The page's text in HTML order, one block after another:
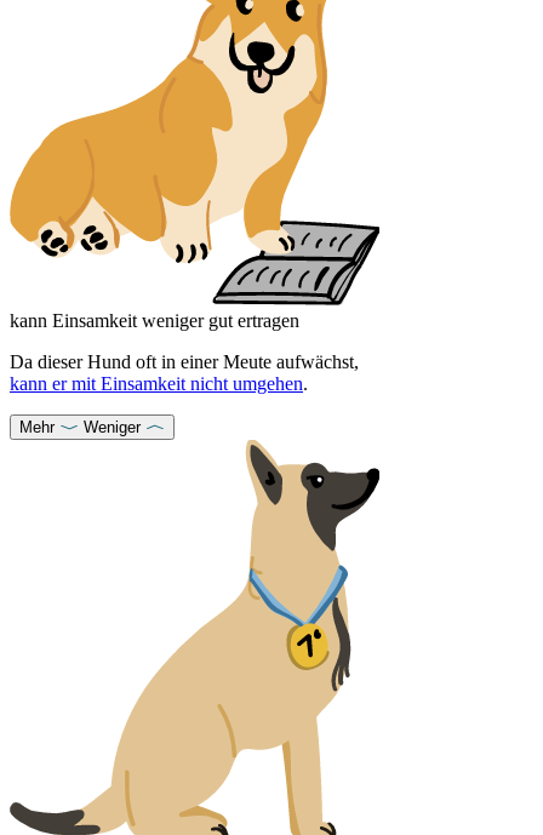
kann Einsamkeit weniger gut ertragen
Da dieser Hund oft in einer Meute aufwächst,
kann er mit Einsamkeit nicht umgehen.
Mehr Weniger